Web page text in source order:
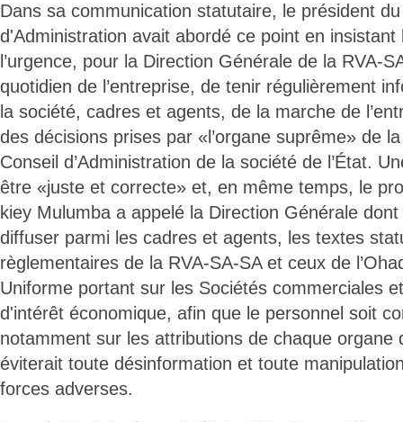
Dans sa communication statutaire, le président
d'Administration avait abordé ce point en insistant
l’urgence, pour la Direction Générale de la RVA-
quotidien de l’entreprise, de tenir régulièrement
la société, cadres et agents, de la marche de
des décisions prises par «l’organe suprême» de
Conseil d’Administration de la société de l’État.
être «juste et correcte» et, en même temps, le
kiey Mulumba a appelé la Direction Générale
diffuser parmi les cadres et agents, les textes
règlementaires de la RVA-SA-SA et ceux de
Uniforme portant sur les Sociétés commerciales
d'intérêt économique, afin que le personnel soit
notamment sur les attributions de chaque organe
éviterait toute désinformation et toute
forces adverses.